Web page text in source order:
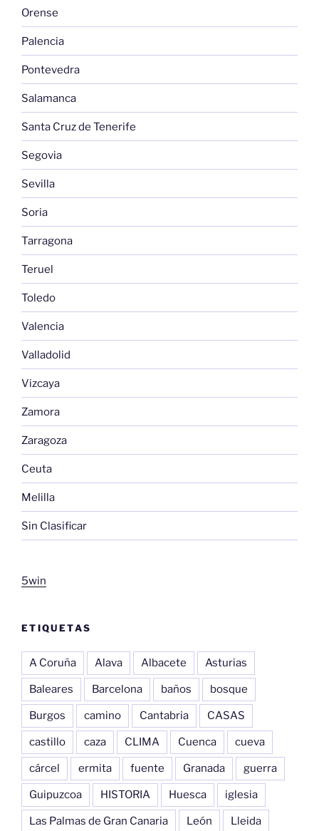
Orense
Palencia
Pontevedra
Salamanca
Santa Cruz de Tenerife
Segovia
Sevilla
Soria
Tarragona
Teruel
Toledo
Valencia
Valladolid
Vizcaya
Zamora
Zaragoza
Ceuta
Melilla
Sin Clasificar
5win
ETIQUETAS
A Coruña Alava Albacete Asturias
Baleares Barcelona baños bosque
Burgos camino Cantabria CASAS
castillo caza CLIMA Cuenca cueva
cárcel ermita fuente Granada guerra
Guipuzcoa HISTORIA Huesca iglesia
Las Palmas de Gran Canaria León Lleida